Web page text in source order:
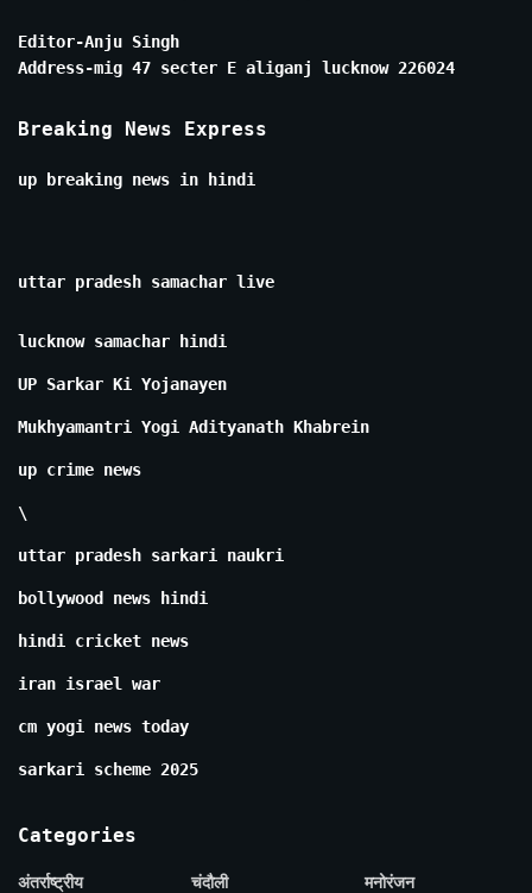
Editor-Anju Singh
Address-mig 47 secter E aliganj lucknow 226024
Breaking News Express
up breaking news in hindi
uttar pradesh samachar live
lucknow samachar hindi
UP Sarkar Ki Yojanayen
Mukhyamantri Yogi Adityanath Khabrein
up crime news
\
uttar pradesh sarkari naukri
bollywood news hindi
hindi cricket news
iran israel war
cm yogi news today
sarkari scheme 2025
Categories
अंतर्राष्ट्रीय
चंदौली
मनोरंजन